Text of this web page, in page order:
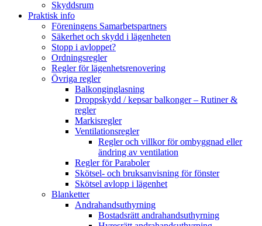
Skyddsrum
Praktisk info
Föreningens Samarbetspartners
Säkerhet och skydd i lägenheten
Stopp i avloppet?
Ordningsregler
Regler för lägenhetsrenovering
Övriga regler
Balkonginglasning
Droppskydd / kepsar balkonger – Rutiner &
regler
Markisregler
Ventilationsregler
Regler och villkor för ombyggnad eller
ändring av ventilation
Regler för Paraboler
Skötsel- och bruksanvisning för fönster
Skötsel avlopp i lägenhet
Blanketter
Andrahandsuthyrning
Bostadsrätt andrahandsuthyrning